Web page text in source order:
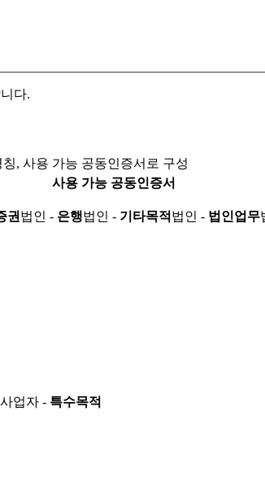
다.
, 사용 가능 공동인증서로 구성
사용 가능 공동인증서
권 법인 - 은행법인 - 기타목적 법인 - 법인업무
사업자 - 특수목적